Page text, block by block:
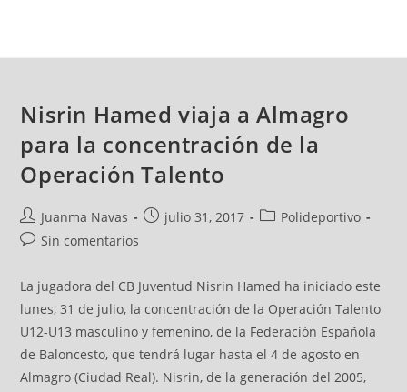
Nisrin Hamed viaja a Almagro
para la concentración de la
Operación Talento
Juanma Navas julio 31, 2017
Polideportivo
Sin comentarios
La jugadora del CB Juventud Nisrin Hamed ha iniciado este
lunes, 31 de julio, la concentración de la Operación Talento
U12-U13 masculino y femenino, de la Federación Española
de Baloncesto, que tendrá lugar hasta el 4 de agosto en
Almagro (Ciudad Real). Nisrin, de la generación del 2005,